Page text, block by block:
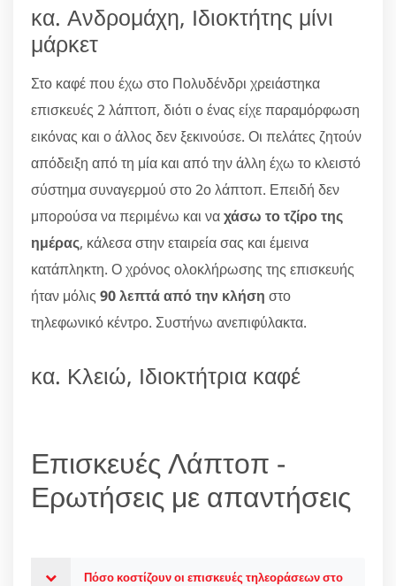
κα. Ανδρομάχη, Ιδιοκτήτης μίνι
μάρκετ
Στο καφέ που έχω στο Πολυδένδρι χρειάστηκα
επισκευές 2 λάπτοπ, διότι ο ένας είχε παραμόρφωση
εικόνας και ο άλλος δεν ξεκινούσε. Οι πελάτες ζητούν
απόδειξη από τη μία και από την άλλη έχω το κλειστό
σύστημα συναγερμού στο 2ο λάπτοπ. Επειδή δεν
μπορούσα να περιμένω και ναχάσω το τζίρο της
ημέρας, κάλεσα στην εταιρεία σας και έμεινα
κατάπληκτη. Ο χρόνος ολοκλήρωσης της επισκευής
ήταν μόλις 90 λεπτά από την κλήση στο
τηλεφωνικό κέντρο. Συστήνω ανεπιφύλακτα.
κα. Κλειώ, Ιδιοκτήτρια καφέ
Επισκευές Λάπτοπ -
Ερωτήσεις με απαντήσεις
Πόσο κοστίζουν οι επισκευές τηλεοράσεων στο